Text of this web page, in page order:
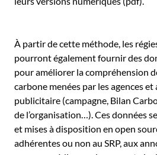
À partir de cette méthode, les
pourront également fournir des
pour améliorer la compréhension
carbone menées par les agences
publicitaire (campagne, Bilan
de l’organisation…). Ces données
et mises à disposition en open
adhérentes ou non au SRP, aux